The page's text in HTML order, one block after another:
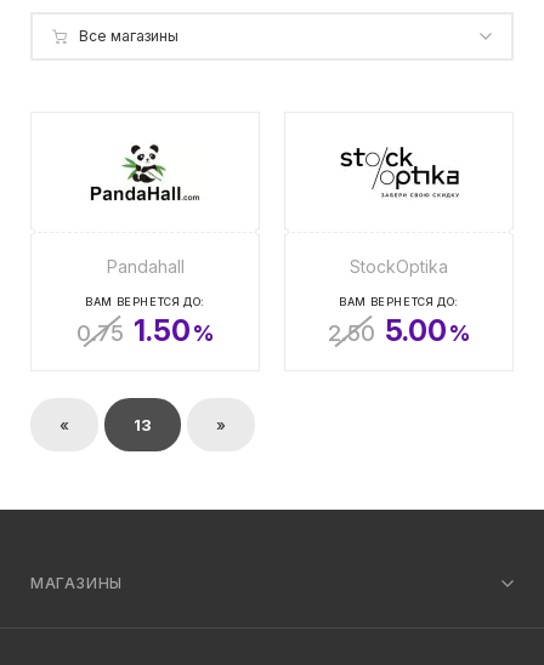
Все магазины
Pandahall
ВАМ ВЕРНЕТСЯ ДО:
0.75 1.50%
StockOptika
ВАМ ВЕРНЕТСЯ ДО:
2.50 5.00%
« 13 »
МАГАЗИНЫ